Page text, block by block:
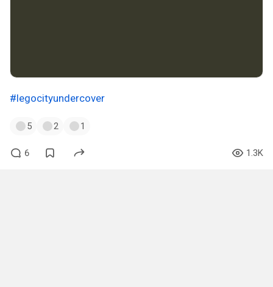
#legocityundercover
5 2 1
6 1.3K